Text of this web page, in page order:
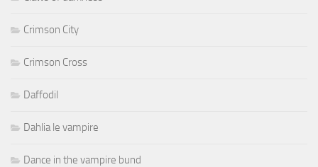
Crimson City
Crimson Cross
Daffodil
Dahlia le vampire
Dance in the vampire bund